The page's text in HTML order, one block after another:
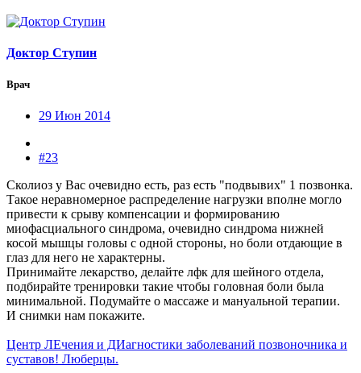
Доктор Ступин
Врач
29 Июн 2014
#23
Сколиоз у Вас очевидно есть, раз есть "подвывих" 1 позвонка.
Такое неравномерное распределение нагрузки вполне могло
привести к срыву компенсации и формированию
миофасциального синдрома, очевидно синдрома нижней
косой мышцы головы с одной стороны, но боли отдающие в
глаз для него не характерны.
Принимайте лекарство, делайте лфк для шейного отдела,
подбирайте тренировки такие чтобы головная боли была
минимальной. Подумайте о массаже и мануальной терапии.
И снимки нам покажите.
Центр ЛЕчения и ДИагностики заболеваний позвоночника и
суставов! Люберцы.